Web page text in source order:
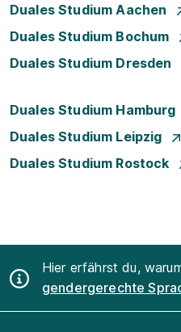
Duales Studium Aachen
Duales Studium Bochum
Duales Studium Dresden
Duales Studium Hamburg
Duales Studium Leipzig
Duales Studium Rostock
Hier erfährst du,
gendergerechte